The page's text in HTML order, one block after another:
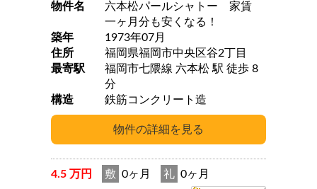
物件名
六本松パールシャトー 家賃
一ヶ月分も安くなる！
築年
1973年07月
住所
福岡県福岡市中央区谷2丁目
最寄駅
福岡市七隈線 六本松 駅 徒歩 8
分
構造
鉄筋コンクリート造
4.5 万円 敷 0ヶ月 礼 0ヶ月